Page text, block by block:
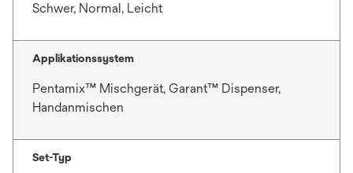
Schwer, Normal, Leicht
Applikationssystem
Pentamix™ Mischgerät, Garant™ Dispenser,
Handanmischen
Set-Typ